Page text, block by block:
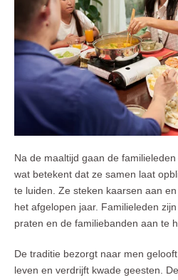
Na de maaltijd gaan de
wat betekent dat ze samen laat
te luiden. Ze steken kaarsen aan
het afgelopen jaar. Familieleden
praten en de familiebanden aan te
De traditie bezorgt naar men
leven en verdrijft kwade geesten.